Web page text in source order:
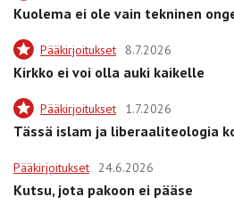
Kuolema ei ole vain tekninen
Pääkirjoitukset 8.7.2026
Kirkko ei voi olla auki kaikelle
Pääkirjoitukset 1.7.2026
Tässä islam ja liberaaliteologia
Pääkirjoitukset 24.6.2026
Kutsu, jota pakoon ei pääse